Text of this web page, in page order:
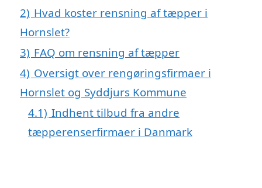
2) Hvad koster rensning af tæpper i
Hornslet?
3) FAQ om rensning af tæpper
4) Oversigt over rengøringsfirmaer i
Hornslet og Syddjurs Kommune
4.1) Indhent tilbud fra andre
tæpperenserfirmaer i Danmark